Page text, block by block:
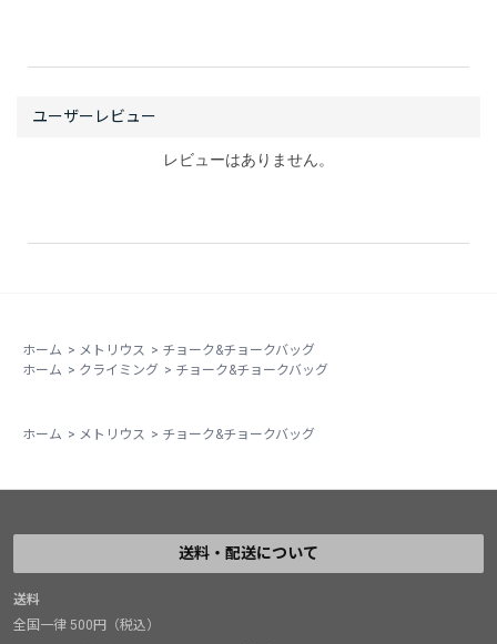
レビューはありません。
ホーム > メトリウス > チョーク&チョークバッグ
ホーム > クライミング > チョーク&チョークバッグ
ホーム > メトリウス > チョーク&チョークバッグ
送料・配送について
送料
全国一律 500円（税込）